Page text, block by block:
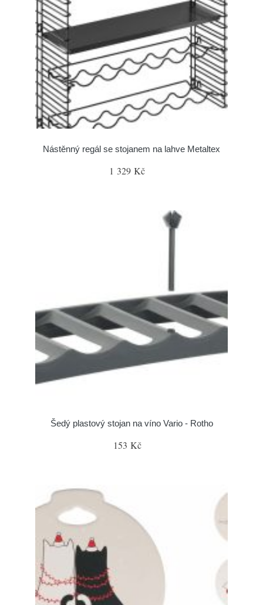
Nástěnný regál se stojanem na lahve Metaltex
1 329 Kč
Šedý plastový stojan na víno Vario - Rotho
153 Kč